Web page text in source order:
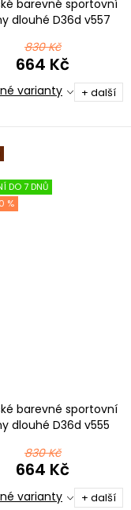
barevné sportovní
dlouhé D36d v557
830 Kč
664 Kč
varianty + další
DO 7 DNŮ
%
barevné sportovní
dlouhé D36d v555
830 Kč
664 Kč
varianty + další